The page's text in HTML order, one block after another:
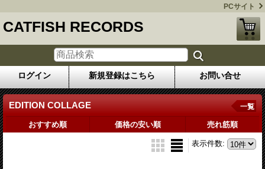
PCサイト
CATFISH RECORDS
ログイン 新規登録はこちら お問い合せ
EDITION COLLAGE 一覧
おすすめ順 価格の安い順 売れ筋順
表示件数: